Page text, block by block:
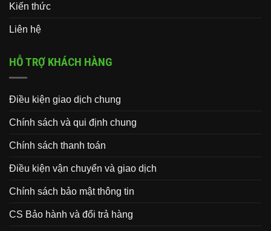
Kiến thức
Liên hệ
HỖ TRỢ KHÁCH HÀNG
Điều kiện giao dịch chung
Chính sách và qui định chung
Chính sách thanh toán
Điều kiện vận chuyển và giao dịch
Chính sách bảo mật thông tin
CS Bảo hành và đổi trả hàng